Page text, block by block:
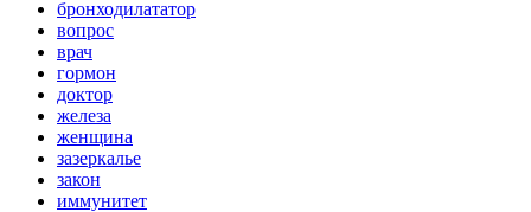
бронходилататор
вопрос
врач
гормон
доктор
железа
женщина
зазеркалье
закон
иммунитет